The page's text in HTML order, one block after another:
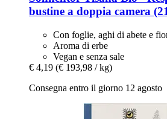
bustine a doppia camera
Con foglie, aghi di abete e
Aroma di erbe
Vegan e senza sale
€ 4,19 (€ 193,98 / kg)
Consegna entro il giorno 12 agosto